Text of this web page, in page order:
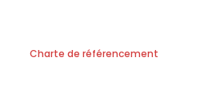
Charte de référencement